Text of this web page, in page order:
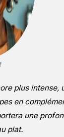
plus intense,
en
une
plat.